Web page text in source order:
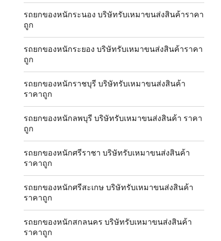
รถยกของหนักระนอง บริษัทรับเหมาขนส่งสินค้าราคา
ถูก
รถยกของหนักระยอง บริษัทรับเหมาขนส่งสินค้าราคา
ถูก
รถยกของหนักราชบุรี บริษัทรับเหมาขนส่งสินค้า
ราคาถูก
รถยกของหนักลพบุรี บริษัทรับเหมาขนส่งสินค้า ราคา
ถูก
รถยกของหนักศรีราชา บริษัทรับเหมาขนส่งสินค้า
ราคาถูก
รถยกของหนักศรีสะเกษ บริษัทรับเหมาขนส่งสินค้า
ราคาถูก
รถยกของหนักสกลนคร บริษัทรับเหมาขนส่งสินค้า
ราคาถูก